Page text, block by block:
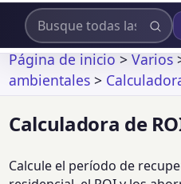
Página de inicio>Varios
ambientales >
Calculadora de
Calcule el período de